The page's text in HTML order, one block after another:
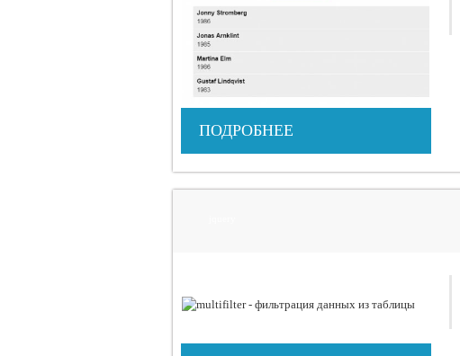
ПОДРОБНЕЕ